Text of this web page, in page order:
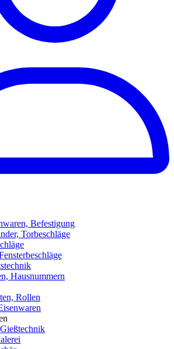
Befestigung
Torbeschläge
Hausnummern
Rollen